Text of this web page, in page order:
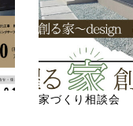
家づくり相談会